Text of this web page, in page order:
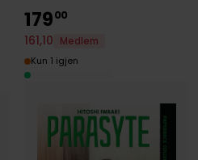
17900
161,10
Medlem
Kun 1 igjen